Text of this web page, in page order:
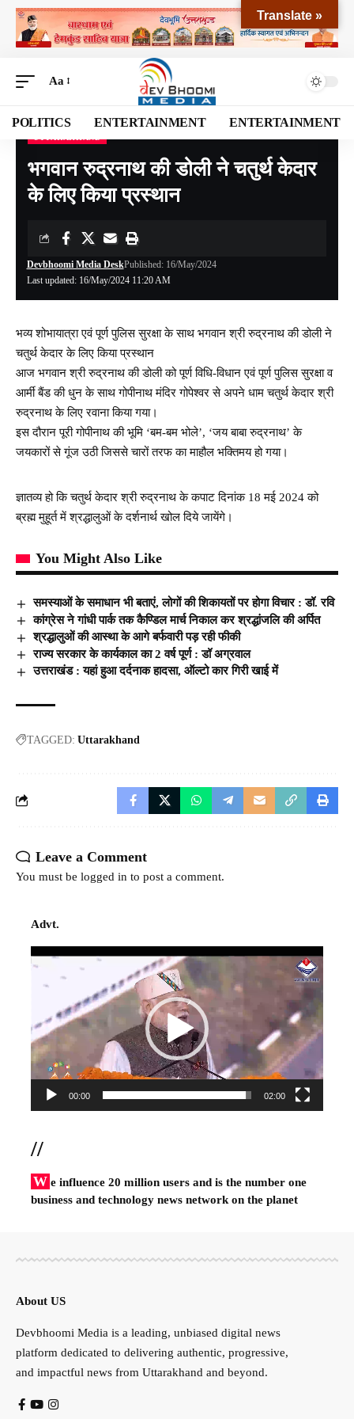
Aa
POLITICS ENTERTAINMENT ENTERTAINMENT
Devbhoomi Media>Blog>NATIONAL>UTTARAKHAND>भगवान रुद्रनाथ की डोली ने चतुर्थ केदार के लिए किया प्रस्थान
भगवान रुद्रनाथ की डोली ने चतुर्थ केदार
के लिए किया प्रस्थान
Last updated: 16/May/2024 11:20 AM
Devbhoomi Media DeskPublished: 16/May/2024
भव्य शोभायात्रा एवं पूर्ण पुलिस सुरक्षा के साथ भगवान श्री रुद्रनाथ की डोली ने
चतुर्थ केदार के लिए किया प्रस्थान
आज भगवान श्री रुद्रनाथ की डोली को पूर्ण विधि-विधान एवं पूर्ण पुलिस सुरक्षा व
आर्मी बैंड की धुन के साथ गोपीनाथ मंदिर गोपेश्वर से अपने धाम चतुर्थ केदार श्री
रुद्रनाथ के लिए रवाना किया गया।
इस दौरान पूरी गोपीनाथ की भूमि ‘बम-बम भोले’, ‘जय बाबा रुद्रनाथ’ के
जयकारों से गूंज उठी जिससे चारों तरफ का माहौल भक्तिमय हो गया।
ज्ञातव्य हो कि चतुर्थ केदार श्री रुद्रनाथ के कपाट दिनांक 18 मई 2024 को
ब्रह्म मुहूर्त में श्रद्धालुओं के दर्शनार्थ खोल दिये जायेंगे।
You Might Also Like
समस्याओं के समाधान भी बताएं, लोगों की शिकायतों पर होगा विचार : डॉ. रवि
कांग्रेस ने गांधी पार्क तक कैण्डिल मार्च निकाल कर श्रद्धांजलि की अर्पित
श्रद्धालुओं की आस्था के आगे बर्फवारी पड़ रही फीकी
राज्य सरकार के कार्यकाल का 2 वर्ष पूर्ण : डॉ अग्रवाल
उत्तराखंड : यहां हुआ दर्दनाक हादसा, ऑल्टो कार गिरी खाई में
TAGGED: Uttarakhand
Leave a Comment
You must be logged in to post a comment.
Advt.
Video
00:00 02:00
//
W e influence 20 million users and is the number one
business and technology news network on the planet
About US
Devbhoomi Media is a leading, unbiased digital news
platform dedicated to delivering authentic, progressive,
and impactful news from Uttarakhand and beyond.
Translate »